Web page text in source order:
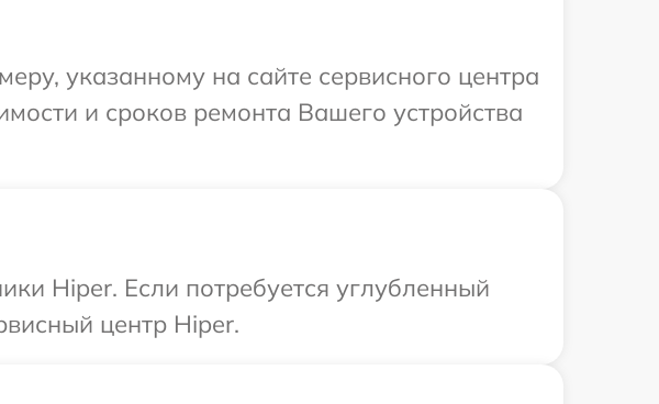
указанному на сайте сервисного центра
и сроков ремонта Вашего устройства
Hiper. Если потребуется углубленный
центр Hiper.